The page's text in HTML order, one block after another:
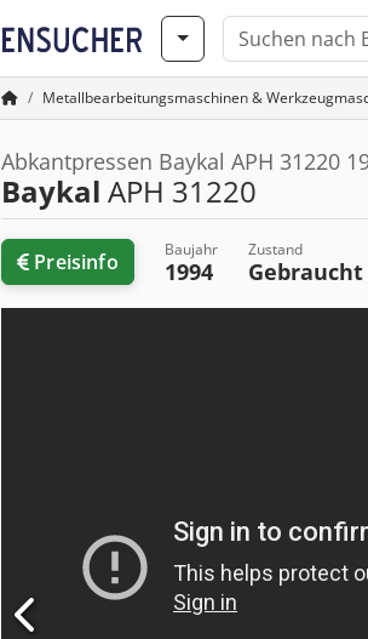
Metallbearbeitungsmaschinen &
Abkantpressen Baykal APH 31220
Baykal APH 31220
Preisinfo Baujahr
1994
Zustand
Gebraucht